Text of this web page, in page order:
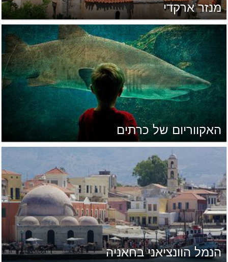
מנזר ארקדי
האקווריום של כרתים
הנמל הוונציאני בחאניה